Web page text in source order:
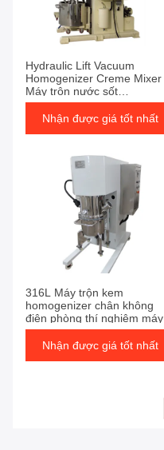
Hydraulic Lift Vacuum
Homogenizer Creme Mixer
Máy trộn nước sốt
mayonnaise Máy trộn
homogenizer
Nhận được giá tốt nhất
316L Máy trộn kem
homogenizer chân không
điện phòng thí nghiệm máy
trộn nhũ
Nhận được giá tốt nhất